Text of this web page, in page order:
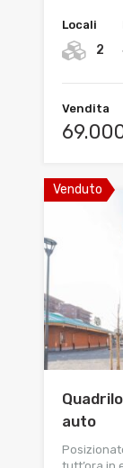
Locali
2
Vendita
Venduto
auto